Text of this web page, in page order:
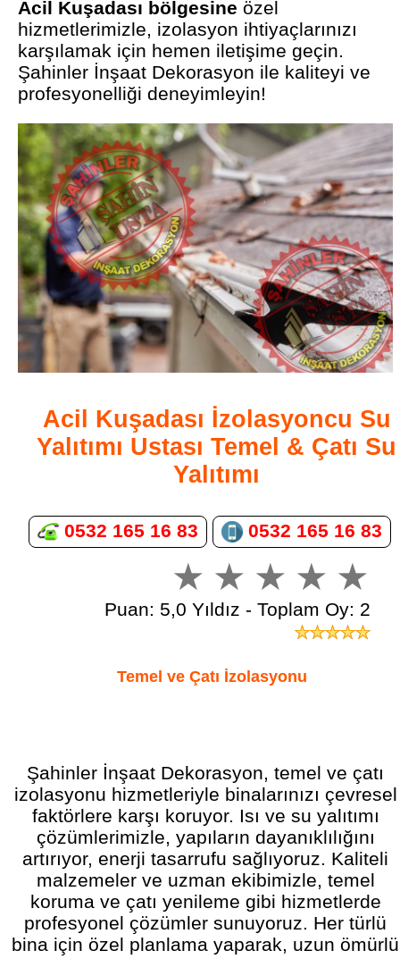
Acil Kuşadası bölgesine özel
hizmetlerimizle, izolasyon ihtiyaçlarınızı
karşılamak için hemen iletişime geçin.
Şahinler İnşaat Dekorasyon ile kaliteyi ve
profesyonelliği deneyimleyin!
Acil Kuşadası İzolasyoncu Su
Yalıtımı Ustası Temel & Çatı Su
Yalıtımı
0532 165 16 83 0532 165 16 83
Puan: 5,0 Yıldız - Toplam Oy: 2
Temel ve Çatı İzolasyonu
Şahinler İnşaat Dekorasyon, temel ve çatı
izolasyonu hizmetleriyle binalarınızı çevresel
faktörlere karşı koruyor. Isı ve su yalıtımı
çözümlerimizle, yapıların dayanıklılığını
artırıyor, enerji tasarrufu sağlıyoruz. Kaliteli
malzemeler ve uzman ekibimizle, temel
koruma ve çatı yenileme gibi hizmetlerde
profesyonel çözümler sunuyoruz. Her türlü
bina için özel planlama yaparak, uzun ömürlü